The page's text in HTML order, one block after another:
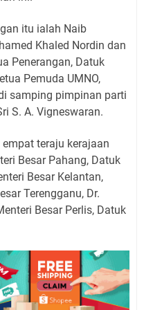
itu ialah Naib
Khaled Nordin dan
Penerangan, Datuk
Pemuda UMNO,
samping pimpinan parti
S. A. Vigneswaran.
teraju kerajaan
Besar Pahang, Datuk
Besar Kelantan,
Terengganu, Dr.
Besar Perlis, Datuk